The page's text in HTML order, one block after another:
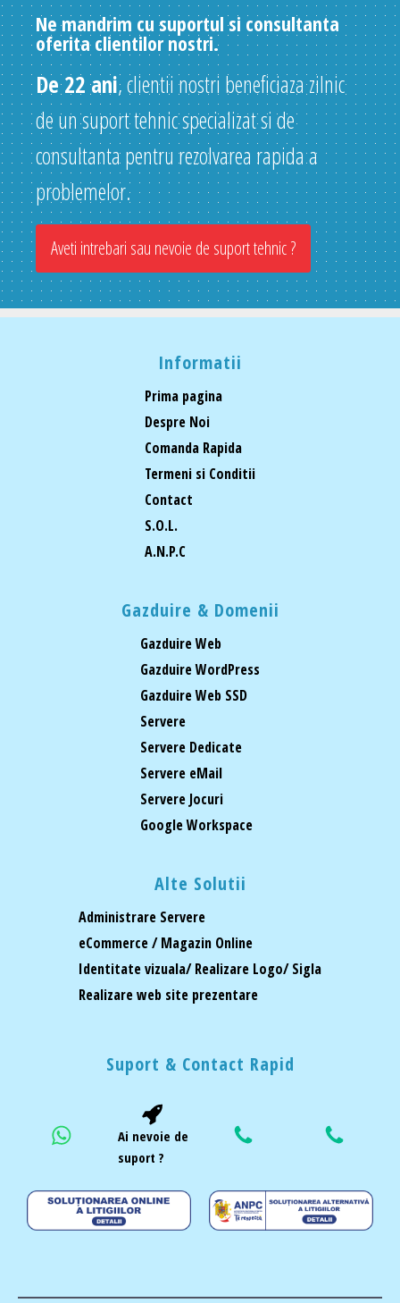
Ne mandrim cu suportul si consultanta
oferita clientilor nostri.
De 22 ani, clientii nostri beneficiaza zilnic
de un suport tehnic specializat si de
consultanta pentru rezolvarea rapida a
problemelor.
Aveti intrebari sau nevoie de suport tehnic ?
Informatii
Prima pagina
Despre Noi
Comanda Rapida
Termeni si Conditii
Contact
S.O.L.
A.N.P.C
Gazduire & Domenii
Gazduire Web
Gazduire WordPress
Gazduire Web SSD
Servere
Servere Dedicate
Servere eMail
Servere Jocuri
Google Workspace
Alte Solutii
Administrare Servere
eCommerce / Magazin Online
Identitate vizuala/ Realizare Logo/ Sigla
Realizare web site prezentare
Suport & Contact Rapid
Ai nevoie de
suport ?